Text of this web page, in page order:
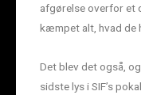
afgørelse overfor et
kæmpet alt, hvad de
Det blev det også,
sidste lys i SIF’s